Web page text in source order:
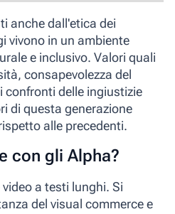
anche dall'etica dei
vivono in un ambiente
e inclusivo. Valori quali
consapevolezza del
confronti delle ingiustizie
di questa generazione
alle precedenti.
con gli Alpha?
a testi lunghi. Si
del visual commerce e